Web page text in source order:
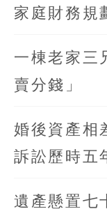
家庭財務規
一棟老家三
賣分錢」
婚後資產相
訴訟歷時五
遺產懸置七